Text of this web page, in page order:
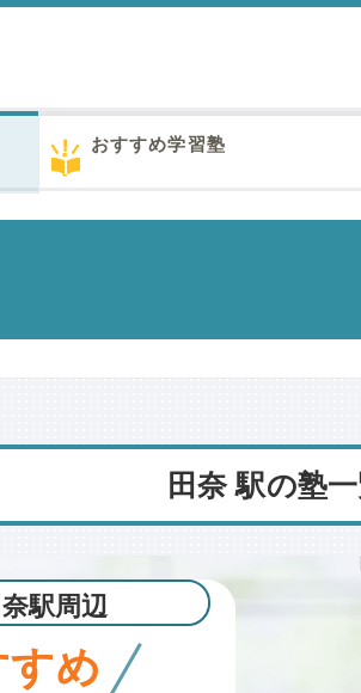
おすすめ学習塾
田奈 駅の塾
奈駅周辺
すめ